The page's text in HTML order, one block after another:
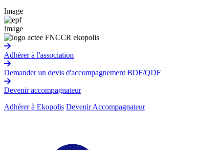
Image
Image
Adhérer à l'association
Demander un devis d'accompagnement BDF/QDF
Devenir accompagnateur
Adhérer à Ekopolis Devenir Accompagnateur